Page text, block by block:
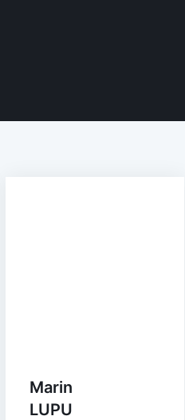
Marin
LUPU